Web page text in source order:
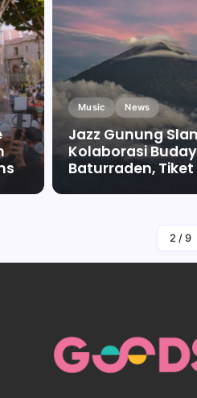
Music News
Jazz Gunung
Kolaborasi
Baturraden, Tiket
2 / 9